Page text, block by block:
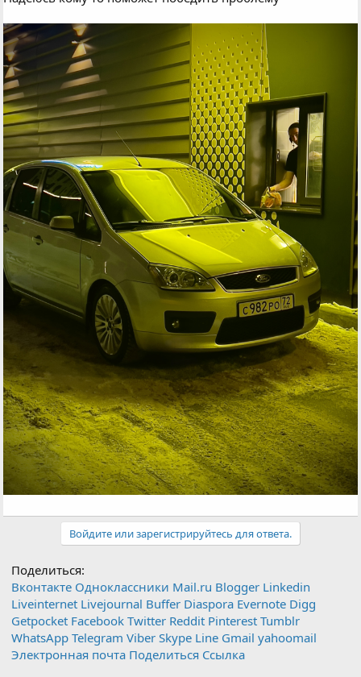
Войдите или зарегистрируйтесь для ответа.
Поделиться:
Вконтакте Одноклассники Mail.ru Blogger Linkedin
Liveinternet Livejournal Buffer Diaspora Evernote Digg
Getpocket Facebook Twitter Reddit Pinterest Tumblr
WhatsApp Telegram Viber Skype Line Gmail yahoomail
Электронная почта Поделиться Ссылка